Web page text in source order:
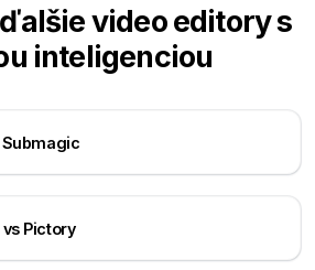
video editory s
inteligenciou
Pictory